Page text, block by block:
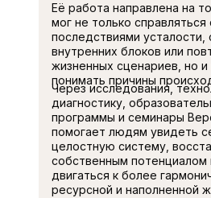
Её работа направлена на
мог не только справляться
последствиями усталости,
внутренних блоков или
жизненных сценариев, но и
понимать причины
Через исследования,
диагностику,
программы и семинары
помогает людям увидеть
целостную систему,
собственным потенциалом
двигаться к более
ресурсной и наполненной